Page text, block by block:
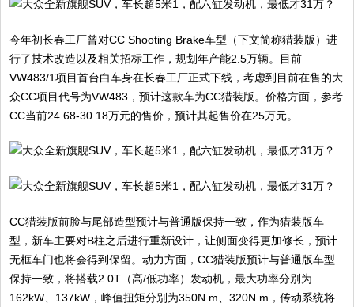
今年初长春工厂曾对CC Shooting Brake车型（下文简称猎装版）进
行了技术改造以及相关招标工作，规划年产能2.5万辆。目前
VW483/1项目首台白车身在长春工厂正式下线，考虑到目前在售的大
众CC项目代号为VW483，预计这款车为CC猎装版。价格方面，参考
CC当前24.68-30.18万元的售价，预计其起售价在25万元。
CC猎装版前脸与尾部造型预计与普通版保持一致，作为猎装版车
型，新车主要对B柱之后进行重新设计，让侧面变得更加修长，预计
无框车门也将会得到保留。动力方面，CC猎装版预计与普通版车型
保持一致，将搭载2.0T（高/低功率）发动机，最大功率分别为
162kW、137kW，峰值扭矩分别为350N.m、320N.m，传动系统将